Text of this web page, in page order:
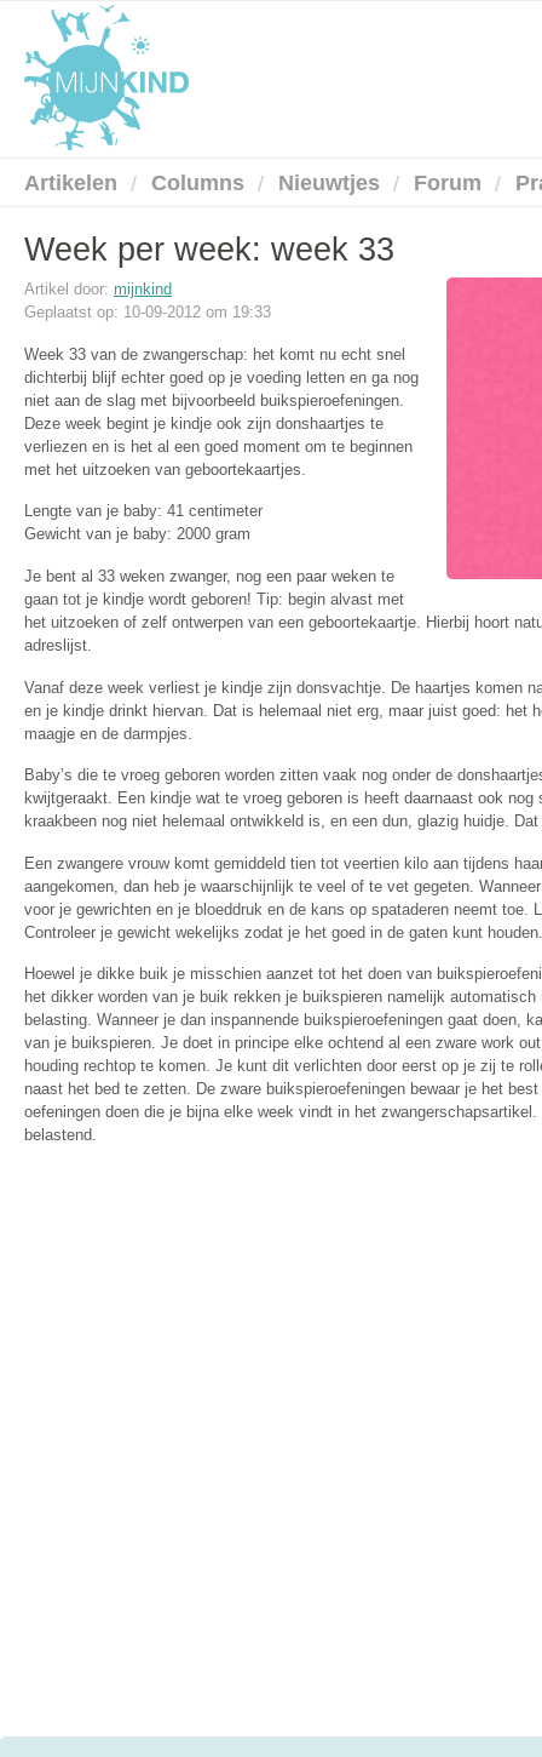
Artikelen Columns Nieuwtjes Forum
Week per week: week 33
Artikel door: mijnkind
Geplaatst op: 10-09-2012 om 19:33
Week 33 van de zwangerschap: het komt nu echt snel
dichterbij blijf echter goed op je voeding letten en ga nog
niet aan de slag met bijvoorbeeld buikspieroefeningen.
Deze week begint je kindje ook zijn donshaartjes te
verliezen en is het al een goed moment om te beginnen
met het uitzoeken van geboortekaartjes.
Lengte van je baby: 41 centimeter
Gewicht van je baby: 2000 gram
Je bent al 33 weken zwanger, nog een paar weken te
gaan tot je kindje wordt geboren! Tip: begin alvast met
het uitzoeken of zelf ontwerpen van een geboortekaartje. Hierbij hoort
adreslijst.
Vanaf deze week verliest je kindje zijn donsvachtje. De haartjes komen
en je kindje drinkt hiervan. Dat is helemaal niet erg, maar juist goed: het
maagje en de darmpjes.
Baby’s die te vroeg geboren worden zitten vaak nog onder de
kwijtgeraakt. Een kindje wat te vroeg geboren is heeft daarnaast ook nog
kraakbeen nog niet helemaal ontwikkeld is, en een dun, glazig huidje.
Een zwangere vrouw komt gemiddeld tien tot veertien kilo aan tijdens
aangekomen, dan heb je waarschijnlijk te veel of te vet gegeten.
voor je gewrichten en je bloeddruk en de kans op spataderen neemt toe.
Controleer je gewicht wekelijks zodat je het goed in de gaten kunt houden.
Hoewel je dikke buik je misschien aanzet tot het doen van
het dikker worden van je buik rekken je buikspieren namelijk
belasting. Wanneer je dan inspannende buikspieroefeningen gaat doen,
van je buikspieren. Je doet in principe elke ochtend al een zware work
houding rechtop te komen. Je kunt dit verlichten door eerst op je zij te
naast het bed te zetten. De zware buikspieroefeningen bewaar je het
oefeningen doen die je bijna elke week vindt in het
belastend.